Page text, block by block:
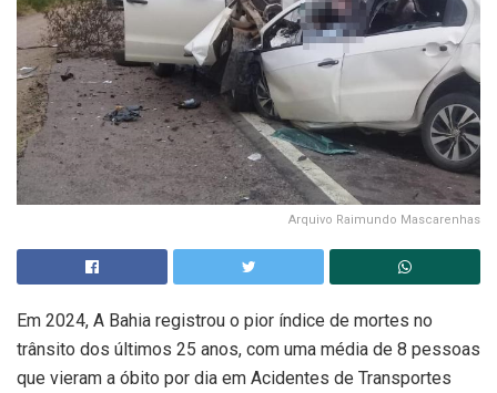
Arquivo Raimundo Mascarenhas
Em 2024, A Bahia registrou o pior índice de mortes no
trânsito dos últimos 25 anos, com uma média de 8 pessoas
que vieram a óbito por dia em Acidentes de Transportes